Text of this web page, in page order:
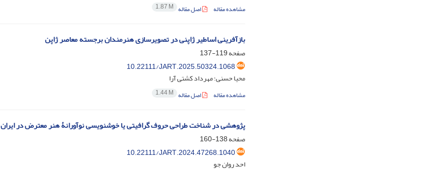
مشاهده مقاله اصل مقاله 1.87 M
بازآفرینی اساطیر ژاپنی در تصویرسازی هنرمندان برجسته معاصر ژاپن
صفحه119-137
10.22111/JART.2025.50324.1068
محیا حسنی؛ مهرداد کشتی آرا
مشاهده مقاله اصل مقاله 1.44 M
پژوهشی در شناخت طراحی حروف گرافیتی یا خوشنویسی نوآورانۀ هنر معترض در ایران
صفحه138-160
10.22111/JART.2024.47268.1040
احد روان جو